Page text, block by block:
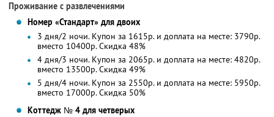
Проживание с развлечениями
Номер «Стандарт» для двоих
3 дня/2 ночи. Купон за 1615р. и доплата на месте: 3790р.
вместо 10400р. Скидка 48%
4 дня/3 ночи. Купон за 2065р. и доплата на месте: 4820р.
вместо 13500р. Скидка 49%
5 дня/4 ночи. Купон за 2550р. и доплата на месте: 5950р.
вместо 17000р. Скидка 50%
Коттедж № 4 для четверых